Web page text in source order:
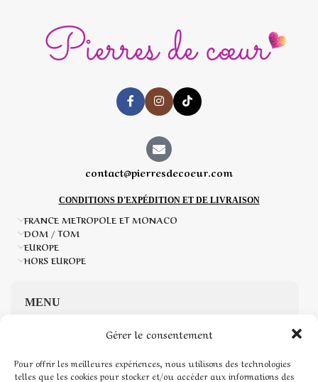
Gérer le consentement
Pour offrir les meilleures expériences, nous utilisons des technologies
telles que les cookies pour stocker et/ou accéder aux informations des
contact@pierresdecoeur.com
CONDITIONS D'EXPÉDITION ET DE LIVRAISON
FRANCE METROPOLE ET MONACO
DOM / TOM
EUROPE
HORS EUROPE
MENU
Boutique de Pierres naturelles